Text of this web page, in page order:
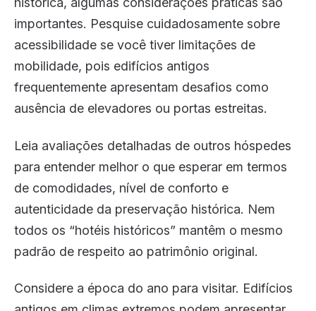
importantes. Pesquise cuidadosamente sobre
acessibilidade se você tiver limitações de
mobilidade, pois edifícios antigos
frequentemente apresentam desafios como
ausência de elevadores ou portas estreitas.
Leia avaliações detalhadas de outros hóspedes
para entender melhor o que esperar em termos
de comodidades, nível de conforto e
autenticidade da preservação histórica. Nem
todos os “hotéis históricos” mantêm o mesmo
padrão de respeito ao patrimônio original.
Considere a época do ano para visitar. Edifícios